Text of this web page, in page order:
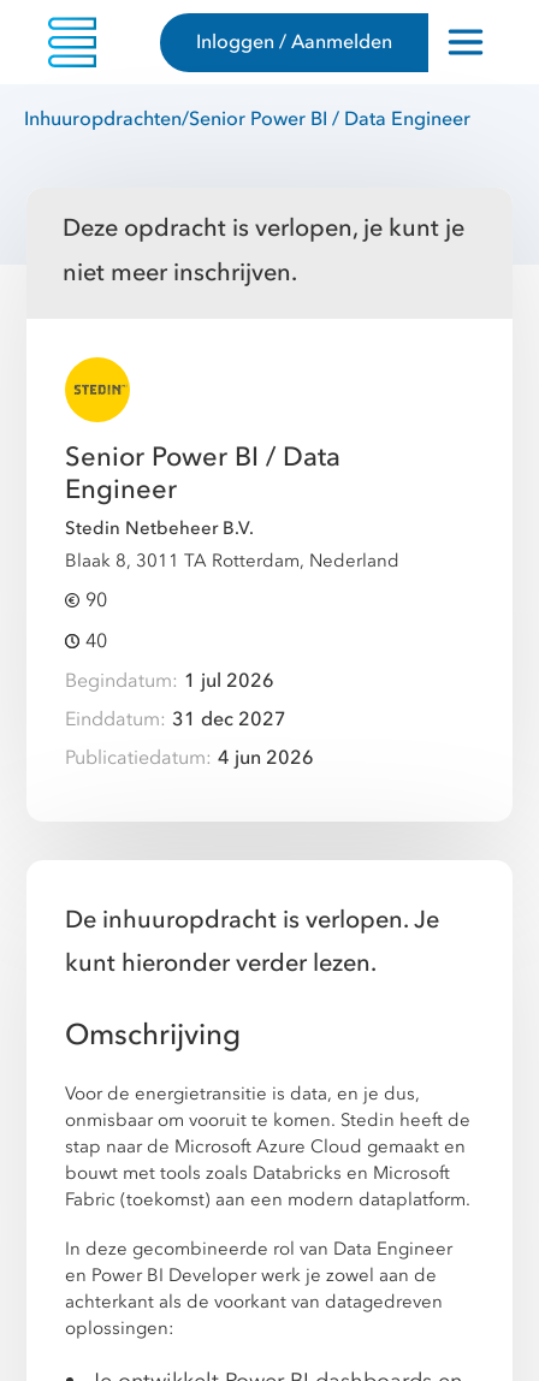
Inloggen / Aanmelden
Inhuuropdrachten/Senior Power BI / Data Engineer
Deze opdracht is verlopen, je kunt je
niet meer inschrijven.
Senior Power BI / Data
Engineer
Stedin Netbeheer B.V.
Blaak 8, 3011 TA Rotterdam, Nederland
90
40
Begindatum: 1 jul 2026
Einddatum: 31 dec 2027
Publicatiedatum: 4 jun 2026
De inhuuropdracht is verlopen. Je
kunt hieronder verder lezen.
Omschrijving
Voor de energietransitie is data, en je dus,
onmisbaar om vooruit te komen. Stedin heeft de
stap naar de Microsoft Azure Cloud gemaakt en
bouwt met tools zoals Databricks en Microsoft
Fabric (toekomst) aan een modern dataplatform.
In deze gecombineerde rol van Data Engineer
en Power BI Developer werk je zowel aan de
achterkant als de voorkant van datagedreven
oplossingen: